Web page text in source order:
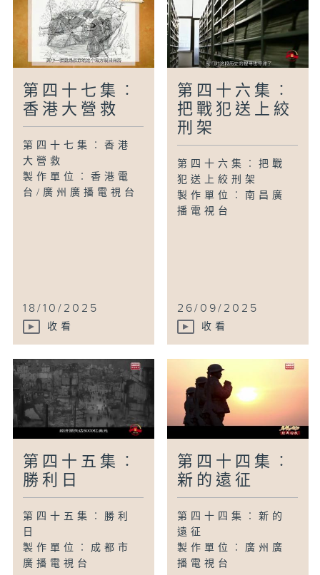
第四十七集︰
香港大營救
第四十七集︰香港
大營救
製作單位︰香港電
台/廣州廣播電視台
18/10/2025
收看
第四十六集︰
把戰犯送上絞
刑架
第四十六集︰把戰
犯送上絞刑架
製作單位︰南昌廣
播電視台
26/09/2025
收看
第四十五集︰
勝利日
第四十五集︰勝利
日
製作單位︰成都市
廣播電視台
第四十四集︰
新的遠征
第四十四集︰新的
遠征
製作單位︰廣州廣
播電視台